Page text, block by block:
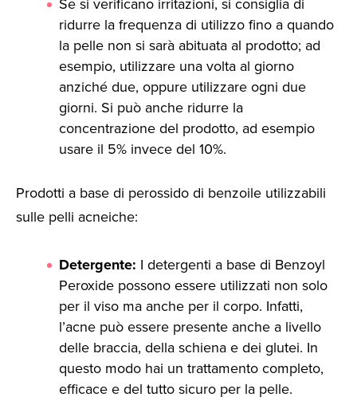
ridurre la frequenza di utilizzo fino a quando
la pelle non si sarà abituata al prodotto; ad
esempio, utilizzare una volta al giorno
anziché due, oppure utilizzare ogni due
giorni. Si può anche ridurre la
concentrazione del prodotto, ad esempio
usare il 5% invece del 10%.
Prodotti a base di perossido di benzoile utilizzabili
sulle pelli acneiche:
Detergente: I detergenti a base di Benzoyl
Peroxide possono essere utilizzati non solo
per il viso ma anche per il corpo. Infatti,
l’acne può essere presente anche a livello
delle braccia, della schiena e dei glutei. In
questo modo hai un trattamento completo,
efficace e del tutto sicuro per la pelle.